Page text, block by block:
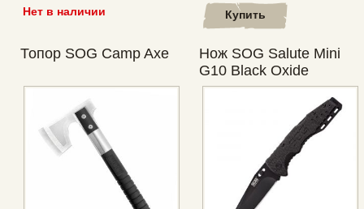
Нет в наличии Купить
Топор SOG Camp Axe
Нож SOG Salute Mini
G10 Black Oxide